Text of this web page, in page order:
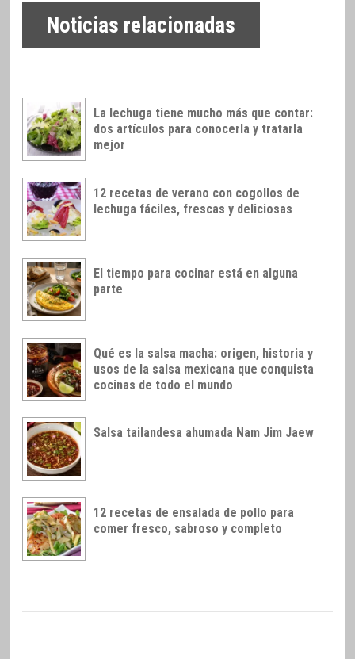
Noticias relacionadas
La lechuga tiene mucho más que contar:
dos artículos para conocerla y tratarla
mejor
12 recetas de verano con cogollos de
lechuga fáciles, frescas y deliciosas
El tiempo para cocinar está en alguna
parte
Qué es la salsa macha: origen, historia y
usos de la salsa mexicana que conquista
cocinas de todo el mundo
Salsa tailandesa ahumada Nam Jim Jaew
12 recetas de ensalada de pollo para
comer fresco, sabroso y completo